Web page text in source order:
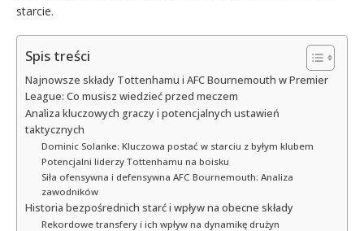
starcie.
Spis treści
Najnowsze składy Tottenhamu i AFC Bournemouth w Premier
League: Co musisz wiedzieć przed meczem
Analiza kluczowych graczy i potencjalnych ustawień
taktycznych
Dominic Solanke: Kluczowa postać w starciu z byłym klubem
Potencjalni liderzy Tottenhamu na boisku
Siła ofensywna i defensywna AFC Bournemouth: Analiza
zawodników
Historia bezpośrednich starć i wpływ na obecne składy
Rekordowe transfery i ich wpływ na dynamikę drużyn